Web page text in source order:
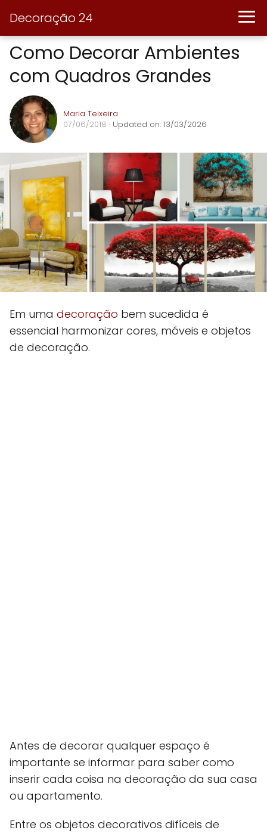
Decoração 24
Como Decorar Ambientes
com Quadros Grandes
Maria Teixeira
07/06/2018 · Updated on: 13/03/2026
Em uma decoração bem sucedida é
essencial harmonizar cores, móveis e objetos
de decoração.
Antes de decorar qualquer espaço é
importante se informar para saber como
inserir cada coisa na decoração da sua casa
ou apartamento.
Entre os objetos decorativos difíceis de